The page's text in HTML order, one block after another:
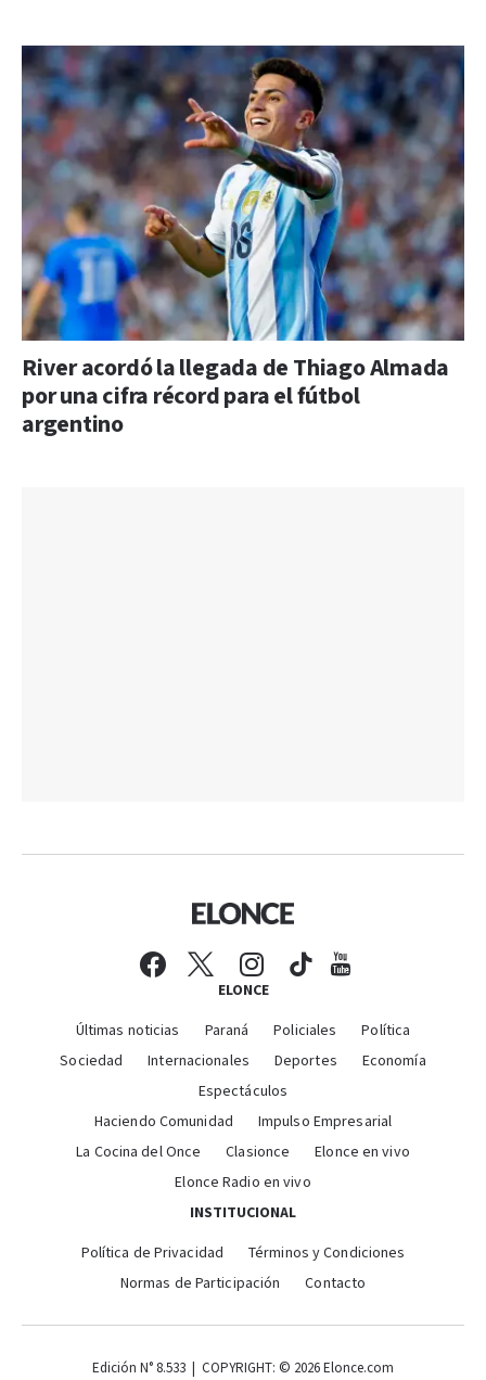
River acordó la llegada de Thiago Almada
por una cifra récord para el fútbol
argentino
ELONCE
Últimas noticias Paraná Policiales
Política
Sociedad
Internacionales Deportes
Economía
Espectáculos
Haciendo Comunidad
Impulso Empresarial
La Cocina del Once
Clasionce
Elonce en vivo
Elonce Radio en vivo
INSTITUCIONAL
Política de Privacidad
Términos y Condiciones
Normas de Participación
Contacto
Edición N° 8.533 | COPYRIGHT: © 2026 Elonce.com